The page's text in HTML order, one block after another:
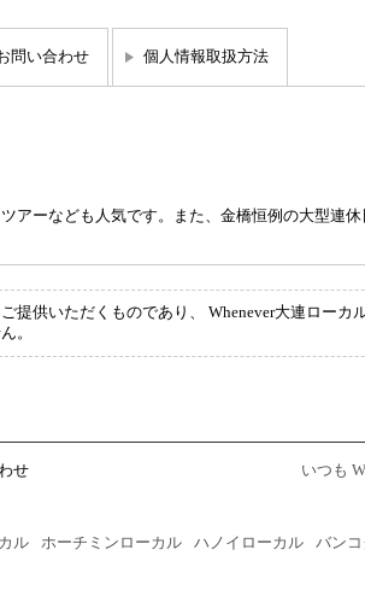
問い合わせ 個人情報取扱方法
アーなども人気です。また、金橋恒例の大型連
提供いただくものであり、 Whenever大連ローカ
。
せ
いつも
ル ホーチミンローカル ハノイローカル バン